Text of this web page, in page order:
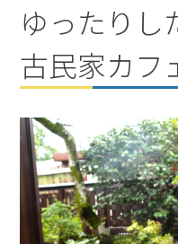
ゆったりし
古民家カフ